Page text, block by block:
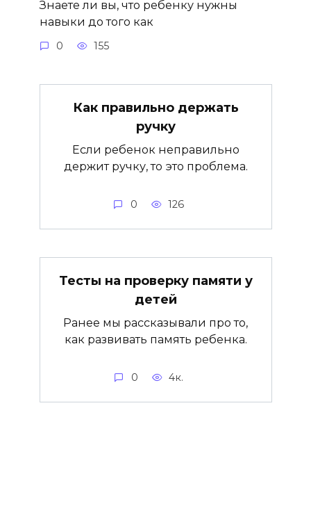
Знаете ли вы, что ребенку нужны
навыки до того как
0 155
Как правильно держать
ручку
Если ребенок неправильно
держит ручку, то это проблема.
0 126
Тесты на проверку памяти у
детей
Ранее мы рассказывали про то,
как развивать память ребенка.
0 4к.